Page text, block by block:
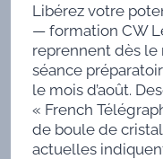
Libérez votre
— formation CW
reprennent dès le
séance
le mois d’août.
« French
de boule de
actuelles